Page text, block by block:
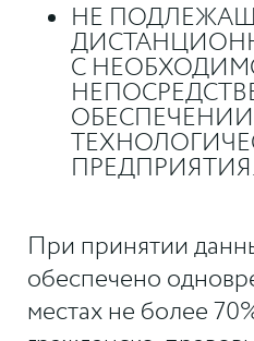
НЕ
С
ПРЕДПРИЯТИЯ.
При принятии
обеспечено
местах не более